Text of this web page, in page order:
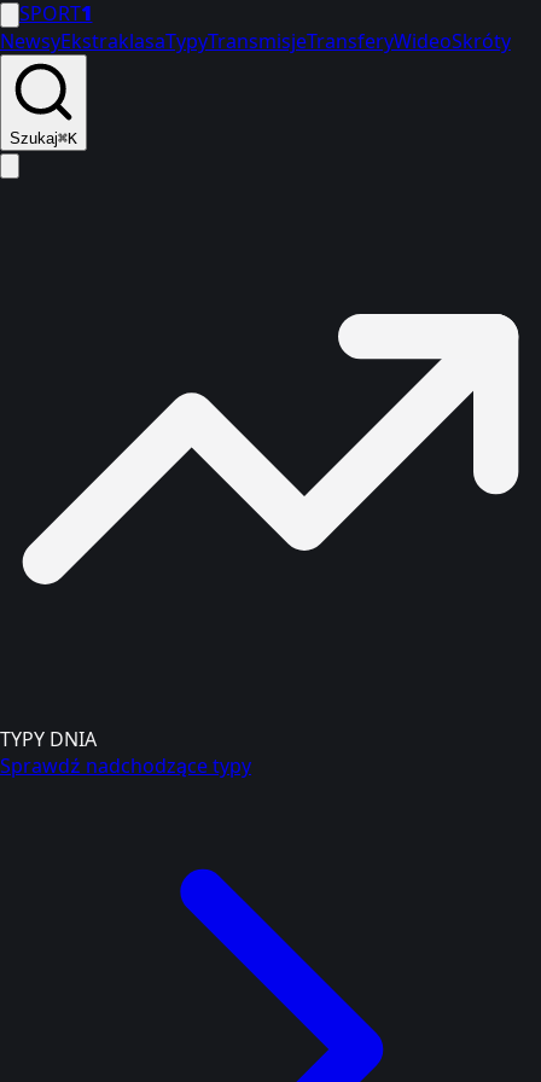
SPORT1
NewsyEkstraklasaTypyTransmisjeTransferyWideoSkróty
Szukaj⌘K
TYPY DNIA
Sprawdź nadchodzące typy